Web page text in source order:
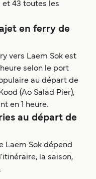
et 43 toutes les
en ferry de
vers Laem Sok est
selon le port
au départ de
(Ao Salad Pier),
en 1 heure.
au départ de
Laem Sok dépend
la saison,